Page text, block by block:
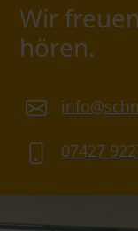
Wir
hören.
07427